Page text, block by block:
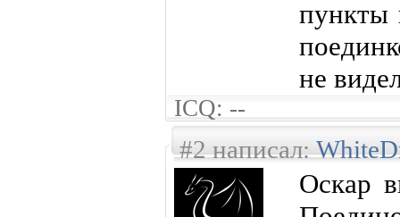
пункты
не
ICQ: --
#2 написал:
Оскар